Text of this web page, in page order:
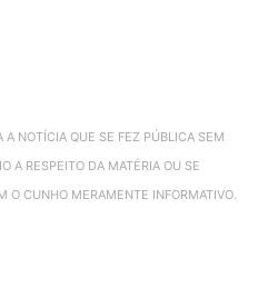
A NOTÍCIA QUE SE FEZ PÚBLICA SEM
A RESPEITO DA MATÉRIA OU SE
O CUNHO MERAMENTE INFORMATIVO.